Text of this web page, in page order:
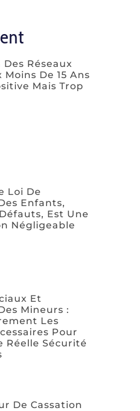
Réseaux
Moins De 15 Ans
Mais Trop
Loi De
Enfants,
Est Une
Négligeable
Et
Mineurs :
Les
Pour
Réelle Sécurité
De Cassation